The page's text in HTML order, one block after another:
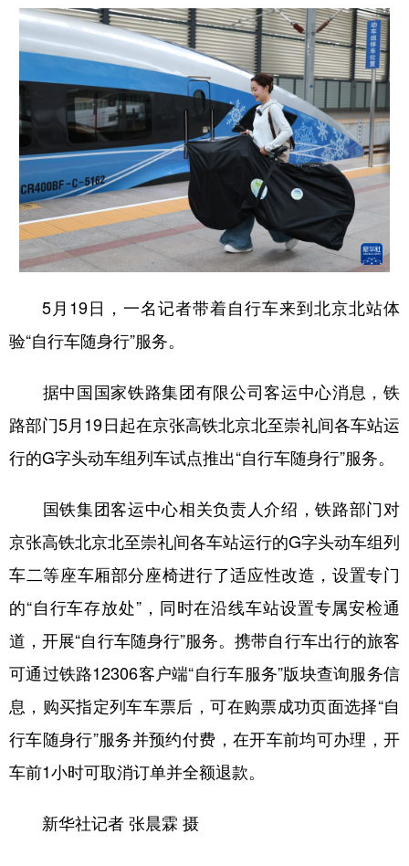
5月19日，一名记者带着自行车来到北京北站体
验“自行车随身行”服务。
据中国国家铁路集团有限公司客运中心消息，铁
路部门5月19日起在京张高铁北京北至崇礼间各车站运
行的G字头动车组列车试点推出“自行车随身行”服务。
国铁集团客运中心相关负责人介绍，铁路部门对
京张高铁北京北至崇礼间各车站运行的G字头动车组列
车二等座车厢部分座椅进行了适应性改造，设置专门
的“自行车存放处”，同时在沿线车站设置专属安检通
道，开展“自行车随身行”服务。携带自行车出行的旅客
可通过铁路12306客户端“自行车服务”版块查询服务信
息，购买指定列车车票后，可在购票成功页面选择“自
行车随身行”服务并预约付费，在开车前均可办理，开
车前1小时可取消订单并全额退款。
新华社记者 张晨霖 摄